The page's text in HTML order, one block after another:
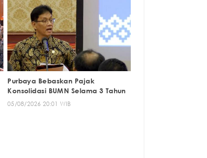
Purbaya Bebaskan Pajak
Konsolidasi BUMN Selama 3 Tahun
05/08/2026 20:01 WIB